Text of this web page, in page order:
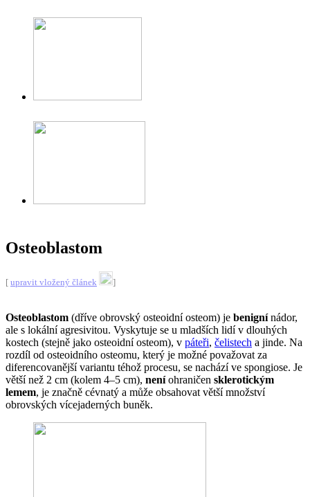
Osteoblastom
[ upravit vložený článek ]
Osteoblastom (dříve obrovský osteoidní osteom) je benignínádor,
ale s lokální agresivitou. Vyskytuje se u mladších lidí v dlouhých
kostech (stejně jako osteoidní osteom), v páteři, čelistech a jinde. Na
rozdíl od osteoidního osteomu, který je možné považovat za
diferencovanější variantu téhož procesu, se nachází ve spongiose. Je
větší než 2 cm (kolem 4–5 cm), neníohraničen sklerotickým
lemem, je značně cévnatý a může obsahovat větší množství
obrovských vícejaderných buněk.